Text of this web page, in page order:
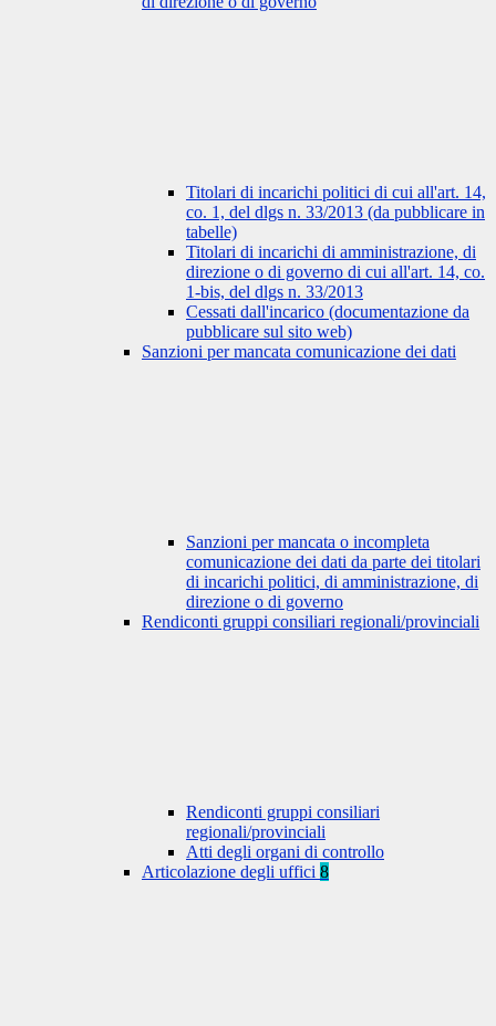
Titolari di incarichi politici di cui all'art. 14,
co. 1, del dlgs n. 33/2013 (da pubblicare in
tabelle)
Titolari di incarichi di amministrazione, di
direzione o di governo di cui all'art. 14, co.
1-bis, del dlgs n. 33/2013
Cessati dall'incarico (documentazione da
pubblicare sul sito web)
Sanzioni per mancata comunicazione dei dati
Sanzioni per mancata o incompleta
comunicazione dei dati da parte dei titolari
di incarichi politici, di amministrazione, di
direzione o di governo
Rendiconti gruppi consiliari regionali/provinciali
Rendiconti gruppi consiliari
regionali/provinciali
Atti degli organi di controllo
Articolazione degli uffici 8